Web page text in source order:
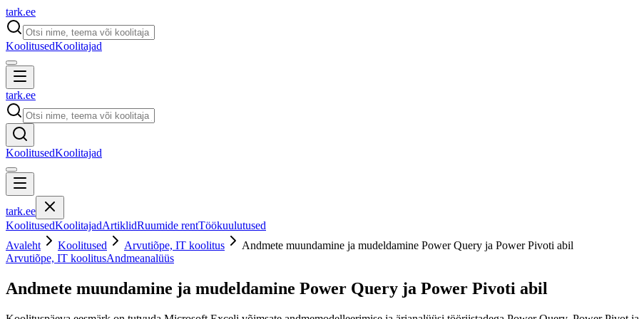
tark.ee
KoolitusedKoolitajad
tark.ee
KoolitusedKoolitajad
tark.ee
KoolitusedKoolitajadArtiklidRuumide rentTöökuulutused
Avaleht
Koolitused Arvutiõpe, IT koolitus
Andmete muundamine ja mudeldamine Power Query ja Power Pivoti abil
Arvutiõpe, IT koolitusAndmeanalüüs
Andmete muundamine ja mudeldamine Power Query ja Power Pivoti abil